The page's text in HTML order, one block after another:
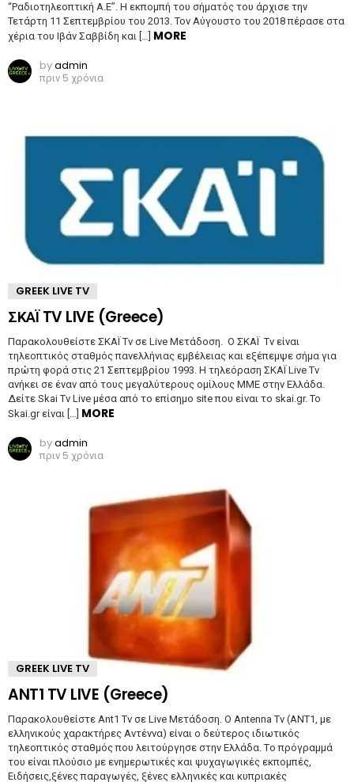
“Ραδιοτηλεοπτική Α.Ε”. Η εκπομπή του σήματός του άρχισε την
Τετάρτη 11 Σεπτεμβρίου του 2013. Τον Αύγουστο του 2018 πέρασε στα
χέρια του Ιβάν Σαββίδη και […] MORE
byadmin
πριν 5 χρόνια
GREEK LIVE TV
ΣΚΑΪ TV LIVE (Greece)
Παρακολουθείστε ΣΚΑΪ Tv σε Live Μετάδοση. O ΣΚΑΪ Tv είναι
τηλεοπτικός σταθμός πανελλήνιας εμβέλειας και εξέπεμψε σήμα για
πρώτη φορά στις 21 Σεπτεμβρίου 1993. Η τηλεόραση ΣΚΑΪ Live Tv
ανήκει σε έναν από τους μεγαλύτερους ομίλους ΜΜΕ στην Ελλάδα.
Δείτε Skai Tv Live μέσα από το επίσημο site που είναι το skai.gr. To
Skai.gr είναι […] MORE
byadmin
πριν 5 χρόνια
GREEK LIVE TV
ANT1 TV LIVE (Greece)
Παρακολουθείστε Ant1 Tv σε Live Μετάδοση. Ο Antenna Tv (ANT1, με
ελληνικούς χαρακτήρες Αντέννα) είναι ο δεύτερος ιδιωτικός
τηλεοπτικός σταθμός που λειτούργησε στην Ελλάδα. Tο πρόγραμμά
του είναι πλούσιο με ενημερωτικές και ψυχαγωγικές εκπομπές,
Ειδήσεις,ξένες παραγωγές, ξένες ελληνικές και κυπριακές